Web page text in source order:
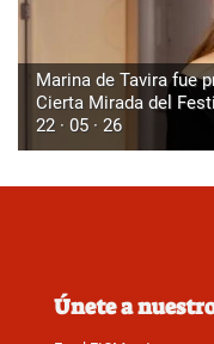
Marina de Tavira fue
Cierta Mirada del
22 · 05 · 26
Únete a